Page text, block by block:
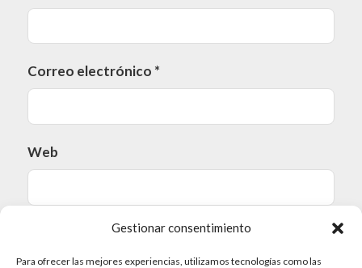
Gestionar consentimiento
Para ofrecer las mejores experiencias, utilizamos tecnologías como las
Correo electrónico *
Web
Guarda mi nombre, correo electrónico y web en